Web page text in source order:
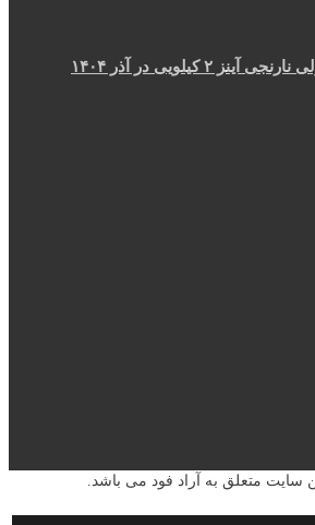
کیلویی در آذر ۱۴۰۴
سایت متعلق به آراد فود می باشد.